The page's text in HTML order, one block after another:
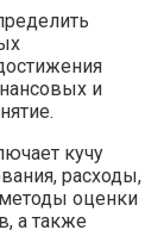
и
кучу
расходы,
оценки
а также